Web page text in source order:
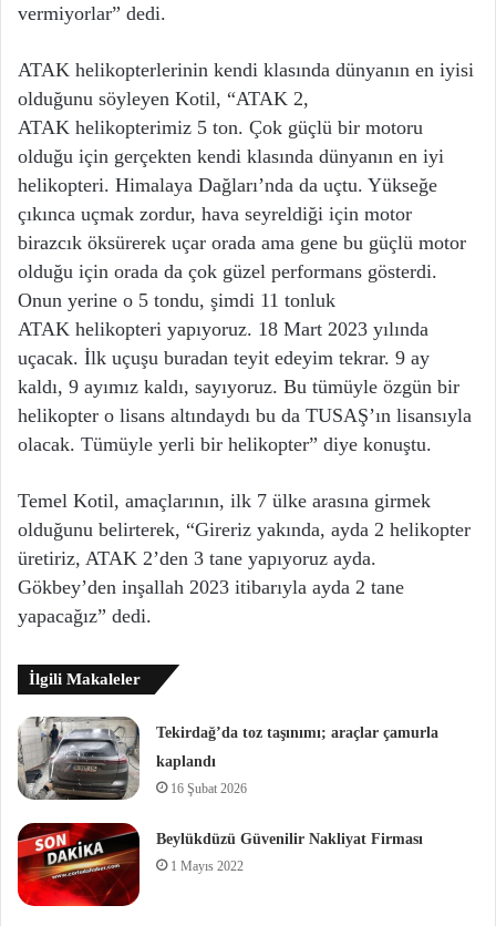
vermiyorlar” dedi.
ATAK helikopterlerinin kendi klasında dünyanın en iyisi
olduğunu söyleyen Kotil, “ATAK 2,
ATAK helikopterimiz 5 ton. Çok güçlü bir motoru
olduğu için gerçekten kendi klasında dünyanın en iyi
helikopteri. Himalaya Dağları’nda da uçtu. Yükseğe
çıkınca uçmak zordur, hava seyreldiği için motor
birazcık öksürerek uçar orada ama gene bu güçlü motor
olduğu için orada da çok güzel performans gösterdi.
Onun yerine o 5 tondu, şimdi 11 tonluk
ATAK helikopteri yapıyoruz. 18 Mart 2023 yılında
uçacak. İlk uçuşu buradan teyit edeyim tekrar. 9 ay
kaldı, 9 ayımız kaldı, sayıyoruz. Bu tümüyle özgün bir
helikopter o lisans altındaydı bu da TUSAŞ’ın lisansıyla
olacak. Tümüyle yerli bir helikopter” diye konuştu.
Temel Kotil, amaçlarının, ilk 7 ülke arasına girmek
olduğunu belirterek, “Gireriz yakında, ayda 2 helikopter
üretiriz, ATAK 2’den 3 tane yapıyoruz ayda.
Gökbey’den inşallah 2023 itibarıyla ayda 2 tane
yapacağız” dedi.
İlgili Makaleler
Tekirdağ’da toz taşınımı; araçlar çamurla
kaplandı
16 Şubat 2026
Beylükdüzü Güvenilir Nakliyat Firması
1 Mayıs 2022